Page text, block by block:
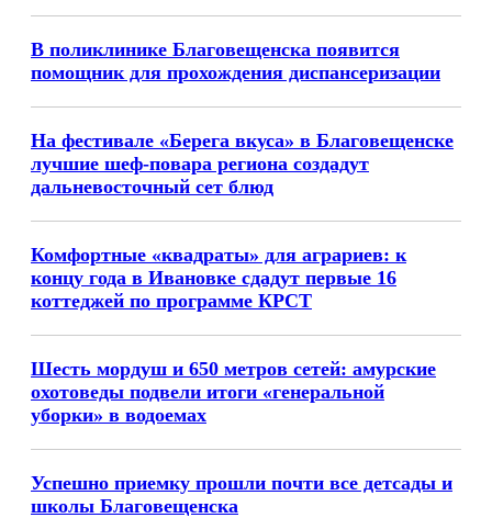
В поликлинике Благовещенска появится
помощник для прохождения диспансеризации
На фестивале «Берега вкуса» в Благовещенске
лучшие шеф-повара региона создадут
дальневосточный сет блюд
Комфортные «квадраты» для аграриев: к
концу года в Ивановке сдадут первые 16
коттеджей по программе КРСТ
Шесть мордуш и 650 метров сетей: амурские
охотоведы подвели итоги «генеральной
уборки» в водоемах
Успешно приемку прошли почти все детсады и
школы Благовещенска